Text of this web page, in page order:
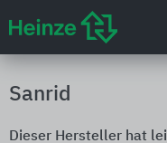
Sanrid
Dieser Hersteller hat